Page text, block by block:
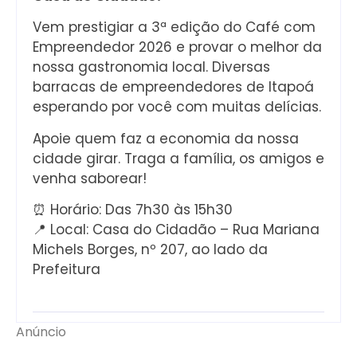
Vem prestigiar a 3ª edição do Café com
Empreendedor 2026 e provar o melhor da
nossa gastronomia local. Diversas
barracas de empreendedores de Itapoá
esperando por você com muitas delícias.
Apoie quem faz a economia da nossa
cidade girar. Traga a família, os amigos e
venha saborear!
⏰ Horário: Das 7h30 às 15h30
📍 Local: Casa do Cidadão – Rua Mariana
Michels Borges, nº 207, ao lado da
Prefeitura
Anúncio